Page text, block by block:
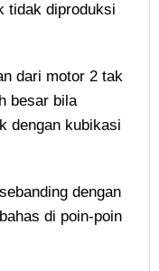
tidak diproduksi
dari motor 2 tak
besar bila
dengan kubikasi
dengan
di poin-poin